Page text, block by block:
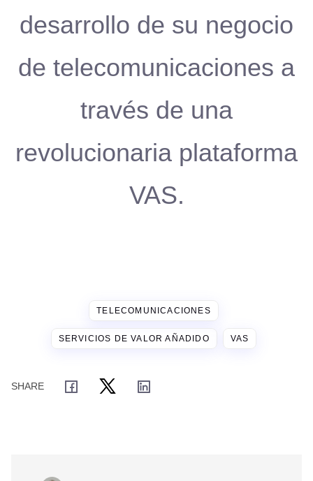
desarrollo de su negocio
de telecomunicaciones a
través de una
revolucionaria plataforma
VAS.
TELECOMUNICACIONES
SERVICIOS DE VALOR AÑADIDO VAS